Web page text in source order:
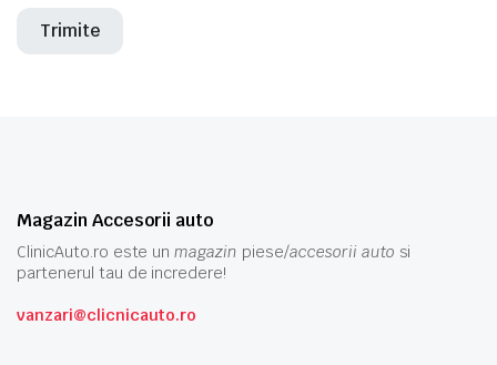
Magazin Accesorii auto
ClinicAuto.ro este unmagazin piese/accesorii auto si
partenerul tau de incredere!
vanzari@clicnicauto.ro